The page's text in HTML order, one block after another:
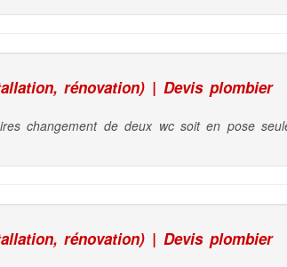
rénovation) | Devis plombier
changement de deux wc soit en pose
rénovation) | Devis plombier